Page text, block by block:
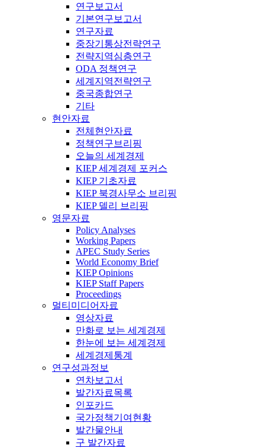
연구보고서
기본연구보고서
연구자료
중장기통상전략연구
전략지역심층연구
ODA 정책연구
세계지역전략연구
중국종합연구
기타
현안자료
전체현안자료
정책연구브리핑
오늘의 세계경제
KIEP 세계경제 포커스
KIEP 기초자료
KIEP 북경사무소 브리핑
KIEP 델리 브리핑
영문자료
Policy Analyses
Working Papers
APEC Study Series
World Economy Brief
KIEP Opinions
KIEP Staff Papers
Proceedings
멀티미디어자료
영상자료
만화로 보는 세계경제
한눈에 보는 세계경제
세계경제통계
연구성과정보
연차보고서
발간자료목록
인포카드
국가정책기여현황
발간물안내
구 발간자료